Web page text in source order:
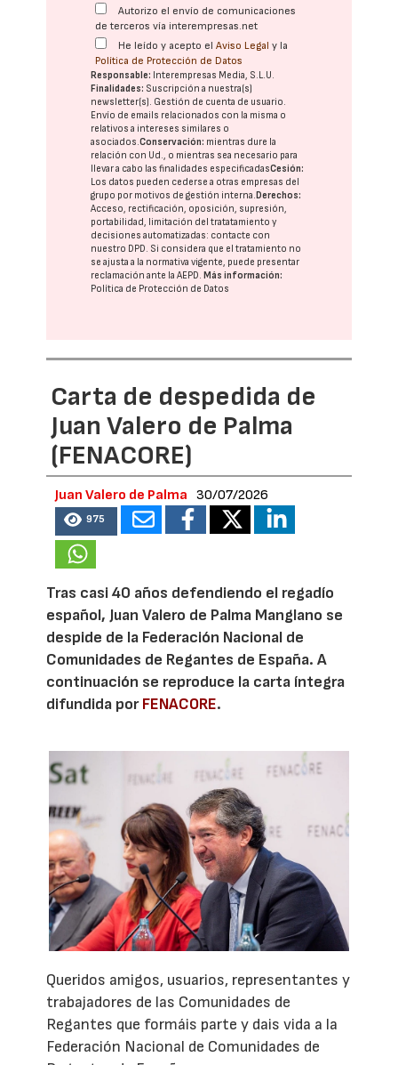
Autorizo el envío de comunicaciones
de terceros vía interempresas.net
He leído y acepto elAviso Legal y la
Política de Protección de Datos
Responsable: Interempresas Media, S.L.U.
Finalidades: Suscripción a nuestra(s)
newsletter(s). Gestión de cuenta de usuario.
Envío de emails relacionados con la misma o
relativos a intereses similares o
asociados.Conservación: mientras dure la
relación con Ud., o mientras sea necesario para
llevar a cabo las finalidades especificadasCesión:
Los datos pueden cederse a otras empresas del
grupo por motivos de gestión interna. Derechos:
Acceso, rectificación, oposición, supresión,
portabilidad, limitación del tratatamiento y
decisiones automatizadas: contacte con
nuestro DPD. Si considera que el tratamiento no
se ajusta a la normativa vigente, puede presentar
reclamación ante laAEPD. Más información:
Política de Protección de Datos
Carta de despedida de
Juan Valero de Palma
(FENACORE)
Juan Valero de Palma 30/07/2026
975
Tras casi 40 años defendiendo el regadío
español, Juan Valero de Palma Manglano se
despide de la Federación Nacional de
Comunidades de Regantes de España. A
continuación se reproduce la carta íntegra
difundida porFENACORE.
Queridos amigos, usuarios, representantes y
trabajadores de las Comunidades de
Regantes que formáis parte y dais vida a la
Federación Nacional de Comunidades de